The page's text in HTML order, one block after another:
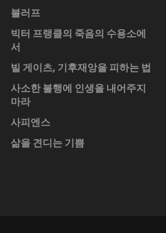
블러프
빅터 프랭클의 죽음의 수용소에
서
빌 게이츠, 기후재앙을 피하는 법
사소한 불행에 인생을 내어주지
마라
사피엔스
삶을 견디는 기쁨